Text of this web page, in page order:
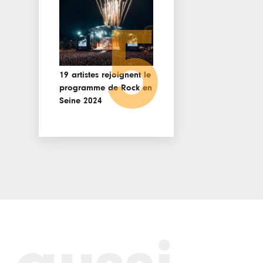
19 artistes rejoignent le
programme de Rock en
Seine 2024 5